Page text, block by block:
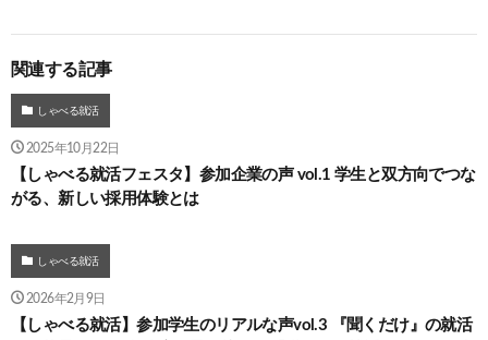
関連する記事
しゃべる就活
2025年10月22日
【しゃべる就活フェスタ】参加企業の声 vol.1 学生と双方向でつな
がる、新しい採用体験とは
しゃべる就活
2026年2月9日
【しゃべる就活】参加学生のリアルな声vol.3 『聞くだけ』の就活